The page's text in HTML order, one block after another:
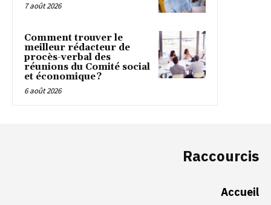
7 août 2026
Comment trouver le
meilleur rédacteur de
procès-verbal des
réunions du Comité social
et économique ?
6 août 2026
Raccourcis
Accueil